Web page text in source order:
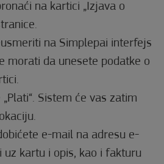
na kartici „Izjava o
na Simplepai interfejs
morati da unesete podatke o
Sistem će vas zatim
e-mail na adresu e-
uz kartu i opis, kao i fakturu